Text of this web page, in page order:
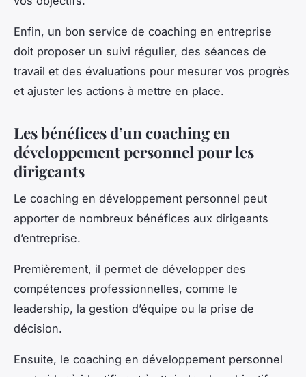
Enfin, un bon service de coaching en entreprise
doit proposer un suivi régulier, des séances de
travail et des évaluations pour mesurer vos progrès
et ajuster les actions à mettre en place.
Les bénéfices d’un coaching en
développement personnel pour les
dirigeants
Le coaching en développement personnel peut
apporter de nombreux bénéfices aux dirigeants
d’entreprise.
Premièrement, il permet de développer des
compétences professionnelles, comme le
leadership, la gestion d’équipe ou la prise de
décision.
Ensuite, le coaching en développement personnel